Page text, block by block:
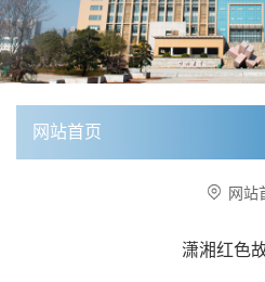
网站首页
网站
潇湘红色